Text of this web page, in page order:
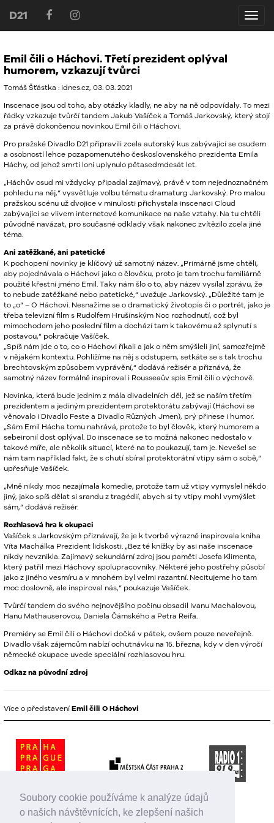
Soubory cookie používáme k analýze údajů
o našich návštěvnících, ke zlepšení našich
D21
D21
Emil čili o Háchovi. Třetí prezident oplýval
humorem, vzkazují tvůrci
Tomáš Šťástka : idnes.cz, 03. 03. 2021
Inscenace jsou od toho, aby otázky kladly, ne aby na ně odpovídaly. To mezi
řádky vzkazuje tvůrčí tandem Jakub Vašíček a Tomáš Jarkovský, který stojí
za právě dokončenou novinkou Emil čili o Háchovi.
Pro pražské Divadlo D21 připravili zcela autorský kus zabývající se osudem
a osobností lehce pozapomenutého československého prezidenta Emila
Háchy, od jehož smrti loni uplynulo pětasedmdesát let.
„Háchův osud mi vždycky připadal zajímavý, právě v tom nejednoznačném
pohledu na něj,“ vysvětluje volbu tématu dramaturg Jarkovský. Pro malou
pražskou scénu už dvojice v minulosti přichystala inscenaci Cloud
zabývající se vlivem internetové komunikace na naše vztahy. Na tu chtěli
původně navázat, pro současné odklady však nakonec zvítězilo zcela jiné
téma.
Ani zatěžkané, ani patetické
K pochopení novinky je klíčový už samotný název. „Primárně jsme chtěli,
aby pojednávala o Háchovi jako o člověku, proto je tam trochu familiárně
použité křestní jméno Emil. Taky nám šlo o to, aby název vysílal zprávu, že
to nebude zatěžkané nebo patetické,“ uvažuje Jarkovský. „Důležité tam je
to „o“ – O Háchovi. Nesnažíme se o dramatický životopis či o portrét, jako je
třeba televizní film s Rudolfem Hrušínským Noc rozhodnutí, což byl
mimochodem jeho poslední film a dochází tam k takovému až splynutí s
postavou,“ pokračuje Vašíček.
„Spíš nám jde o to, co o Háchovi říkali a jak o něm smýšleli jiní, samozřejmě
v nějakém kontextu. Pohlížíme na něj s odstupem, setkáte se s tak trochu
brechtovským způsobem vyprávění,“ dodává režisér a přiznává, že
samotný název formálně inspiroval i Rousseaův spis Emil čili o výchově.
Novinka, která bude jedním z mála divadelních děl, jež se naším třetím
prezidentem a jediným prezidentem protektorátu zabývají (Háchovi se
věnovalo i Divadlo Feste a Divadlo Různých Jmen), prý přinese i humor.
„Sám Emil Hácha tomu nahrává, protože to byl člověk, který humorem a
sebeironií dost oplýval. Do inscenace se to možná nakonec nedostalo v
takové míře, ale několik situací, které na to poukazují, tam je. Nevešel se
nám tam například fakt, že s chutí sbíral protektorátní vtipy sám o sobě,“
upřesňuje Vašíček.
„Mně nikdy moc nezajímala komedie, protože tam už vtipy vymyslel někdo
jiný, jako spíš dělat si srandu z tragédií, abych si ty vtipy mohl vymýšlet
sám,“ dodává režisér.
Rozhlasová hra k okupaci
Vašíček s Jarkovským přiznávají, že je k tvorbě výrazně inspirovala kniha
Víta Machálka Prezident lidskosti. „Bez té knížky by asi naše inscenace
nikdy nevznikla. Zajímavý sekundární zdroj jsou paměti Josefa Klimenta,
který patřil mezi Háchovy spolupracovníky. Některé jeho postřehy působí
jako z jiného vesmíru a v mnohém byl velmi razantní. Necitujeme ho tam
moc doslovně, ale inspiroval nás,“ poukazuje Vašíček.
Tvůrčí tandem do svého nejnovějšího počinu obsadil Ivanu Machalovou,
Hanu Mathauserovou, Daniela Čámského a Petra Reifa.
Premiéry se Emil čili o Háchovi dočká v pátek, ovšem pouze neveřejně.
Divadlo však zájemcům nabízí ochutnávku na 15. března, kdy v den výročí
německé okupace uvede speciální rozhlasovou hru.
Odkaz na původní zdroj
Více o představení Emil čili O Háchovi